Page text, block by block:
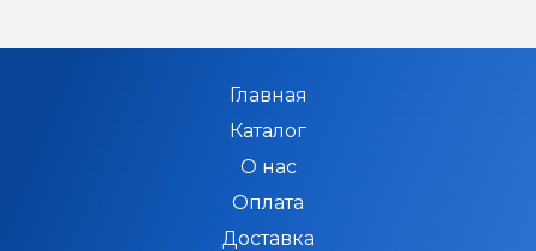
Главная
Каталог
О нас
Оплата
Доставка